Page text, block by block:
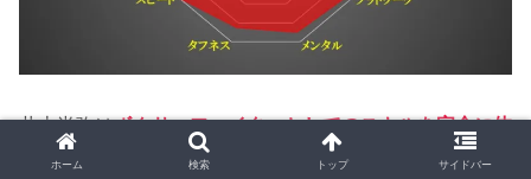
井上尚弥はボクサーファイターとしてのスキルを完全に体
現し、右オーソドックススタイルでリングに君臨してい
ホーム 検索 トップ サイドバー